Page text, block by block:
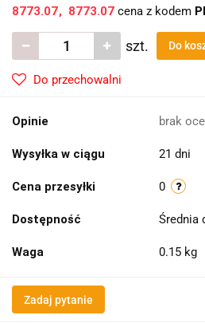
8773.07 8773.07 cena z kodem
szt. Do
Do przechowalni
Opinie brak
Wysyłka w ciągu 21 dni
Cena przesyłki 0
Dostępność Średnia
Waga 0.15 kg
Zadaj pytanie